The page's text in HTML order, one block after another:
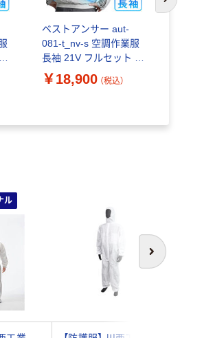
ベストアンサー aut-
081-t_nv-s 空調作業服
長袖 21V フルセット ネ
イビーS 1セット（直送
品）
￥18,900 （税込）
次のスライド
次へ
ル